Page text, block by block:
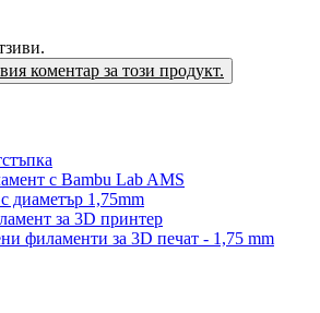
коментар за този продукт.
с Bambu Lab AMS
диаметър 1,75mm
за 3D принтер
филаменти за 3D печат - 1,75 mm